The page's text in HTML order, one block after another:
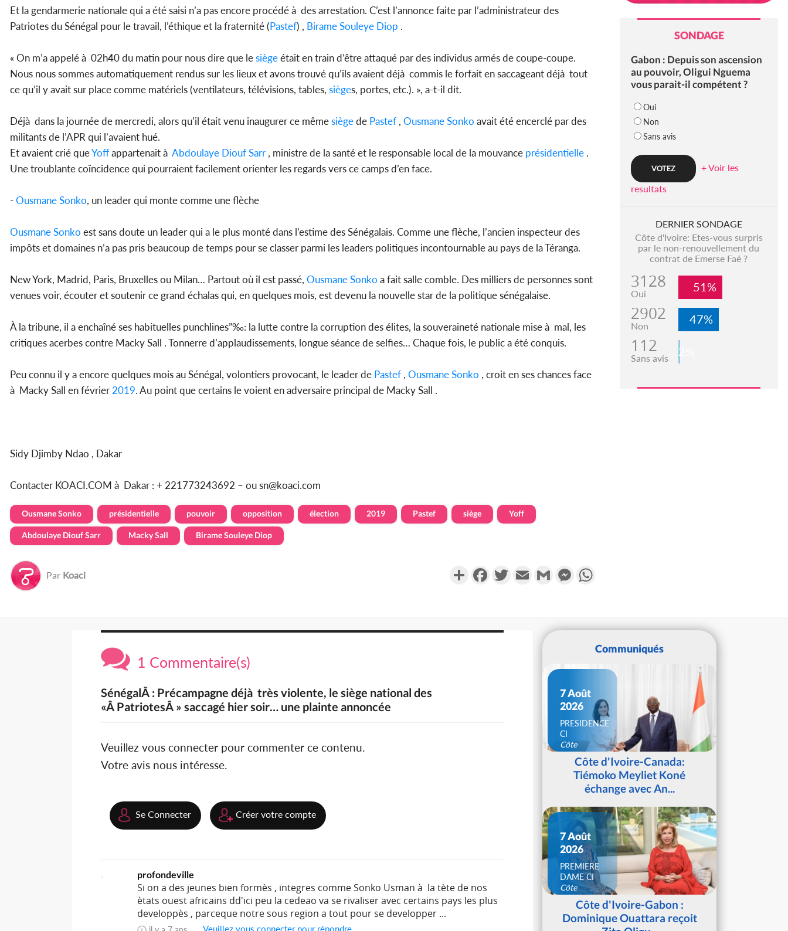
Et la gendarmerie nationale qui a été saisi n’a pas encore procédé à des arrestation. C’est l’annonce faite par l’administrateur des
Patriotes du Sénégal pour le travail, l’éthique et la fraternité (Pastef) , Birame Souleye Diop .
« On m’a appelé à 02h40 du matin pour nous dire que lesiègeétait en train d’être attaqué par des individus armés de coupe-coupe.
Nous nous sommes automatiquement rendus sur les lieux et avons trouvé qu’ils avaient déjà commis le forfait en saccageant déjà tout
ce qu’il y avait sur place comme matériels (ventilateurs, télévisions, tables, sièges, portes, etc.). », a-t-il dit.
Déjà dans la journée de mercredi, alors qu’il était venu inaugurer ce mêmesiègede Pastef , Ousmane Sonko avait été encerclé par des
militants de l’APR qui l’avaient hué.
Et avaient crié queYoffappartenait à Abdoulaye Diouf Sarr , ministre de la santé et le responsable local de la mouvance présidentielle .
Une troublante coïncidence qui pourraient facilement orienter les regards vers ce camps d’en face.
-Ousmane Sonko, un leader qui monte comme une flèche
Ousmane Sonko est sans doute un leader qui a le plus monté dans l’estime des Sénégalais. Comme une flèche, l’ancien inspecteur des
impôts et domaines n’a pas pris beaucoup de temps pour se classer parmi les leaders politiques incontournable au pays de la Téranga.
New York, Madrid, Paris, Bruxelles ou Milan… Partout où il est passé, Ousmane Sonko a fait salle comble. Des milliers de personnes sont
venues voir, écouter et soutenir ce grand échalas qui, en quelques mois, est devenu la nouvelle star de la politique sénégalaise.
À la tribune, il a enchaîné ses habituelles punchlines”‰: la lutte contre la corruption des élites, la souveraineté nationale mise à mal, les
critiques acerbes contre Macky Sall . Tonnerre d’applaudissements, longue séance de selfies… Chaque fois, le public a été conquis.
Peu connu il y a encore quelques mois au Sénégal, volontiers provocant, le leader de Pastef , Ousmane Sonko , croit en ses chances face
à Macky Sall en février2019. Au point que certains le voient en adversaire principal de Macky Sall .
Sidy Djimby Ndao , Dakar
Contacter KOACI.COM à Dakar : + 221773243692 – ou sn@koaci.com
Ousmane Sonko présidentielle pouvoir opposition élection 2019 Pastef siège Yoff
Abdoulaye Diouf Sarr Macky Sall Birame Souleye Diop
Par Koaci PartagerFacebookTwitterEmail Gmail Messenger
SONDAGE
Gabon : Depuis son ascension
au pouvoir, Oligui Nguema
vous parait-il compétent ?
Oui
Non
Sans avis
+ Voir les
resultats
DERNIER SONDAGE
Côte d'Ivoire: Etes-vous surpris
par le non-renouvellement du
contrat de Emerse Faé ?
3128
Oui 51%
2902
Non 47%
112
Sans avis 2%
1 Commentaire(s)
SénégalÂ : Précampagne déjà très violente, le siège national des
«Â PatriotesÂ » saccagé hier soir… une plainte annoncée
Veuillez vous connecter pour commenter ce contenu.
Votre avis nous intéresse.
Se Connecter Créer votre compte
profondeville
Si on a des jeunes bien formès , integres comme Sonko Usman à la tète de nos
ètats ouest africains dd'ici peu la cedeao va se rivaliser avec certains pays les plus
developpès , parceque notre sous region a tout pour se developper ...
Veuillez vous connecter pour répondre
Communiqués
7 Août
2026
PRESIDENCE
CI
Côte
d'IvoireCôte d'Ivoire-Canada:
Tiémoko Meyliet Koné
échange avec An...
7 Août
2026
PREMIERE
DAME CI
Côte
d'IvoireCôte d'Ivoire-Gabon :
Dominique Ouattara reçoit